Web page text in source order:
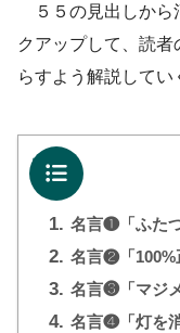
５５の見出しから
クアップして、読
らすよう解説してい
目次
1. 名言❶「ふた
2. 名言❷「100%
3. 名言❸「マジ
4. 名言❹「灯を